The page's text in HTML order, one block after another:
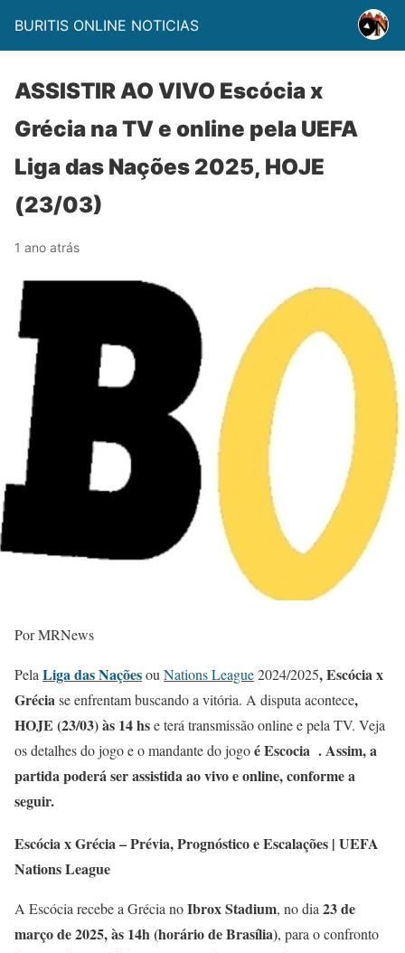
BURITIS ONLINE NOTICIAS
ASSISTIR AO VIVO Escócia x
Grécia na TV e online pela UEFA
Liga das Nações 2025, HOJE
(23/03)
1 ano atrás
Por MRNews
Pela Liga das Naçõesou Nations League2024/2025, Escócia x
Gréciase enfrentam buscando a vitória. A disputa acontece,
HOJE (23/03) às 14 hse terá transmissão online e pela TV. Veja
os detalhes do jogo e o mandante do jogoé Escocia . Assim, a
partida poderá ser assistida ao vivo e online, conforme a
seguir.
Escócia x Grécia – Prévia, Prognóstico e Escalações | UEFA
Nations League
A Escócia recebe a Grécia noIbrox Stadium, no dia 23 de
março de 2025, às 14h (horário de Brasília), para o confronto